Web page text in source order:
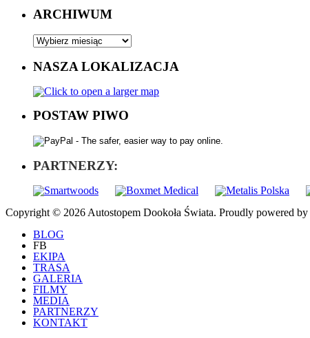
ARCHIWUM
NASZA LOKALIZACJA
POSTAW PIWO
PARTNERZY:
Copyright © 2026 Autostopem Dookoła Świata. Proudly powered by
BLOG
FB
EKIPA
TRASA
GALERIA
FILMY
MEDIA
PARTNERZY
KONTAKT